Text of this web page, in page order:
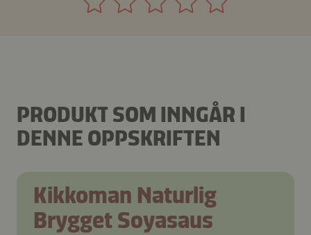
PRODUKT SOM INNGÅR I
DENNE OPPSKRIFTEN
Kikkoman Naturlig
Brygget Soyasaus